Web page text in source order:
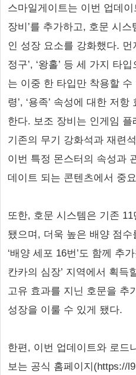
스마일게이트는 이번 업데
장비’를 추가하고, 호문 시
인 성장 요소를 강화했다. 먼
정구’, ‘왕홀’ 등 세 가지 타
는 이중 한 타입만 착용할 수
령’, ‘용족’ 속성에 대한 저
한다. 보조 장비는 인게임
기존의 무기 강화석과 재련
이번 특정 몬스터의 속성과
데이트 되는 콘텐츠에서 중
또한, 호문 시스템은 기존
됐으며, 더욱 높은 배양 점
‘배양 세포 16번’도 함께 추
칸카의 심장’ 지역에서 획득
고유 효과를 지닌 호문을 추
성장을 이룰 수 있게 됐다.
한편, 이번 업데이트와 로드
보는 공식 홈페이지(https://